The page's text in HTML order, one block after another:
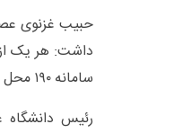
حبیب غزنوی
داشت: هر یک از
سامانه ۱۹۰ محل توزیع آن را جویا شوند.
رئیس دانشگاه